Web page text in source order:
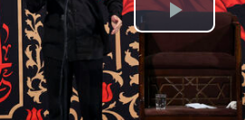
پخش
ویدیو